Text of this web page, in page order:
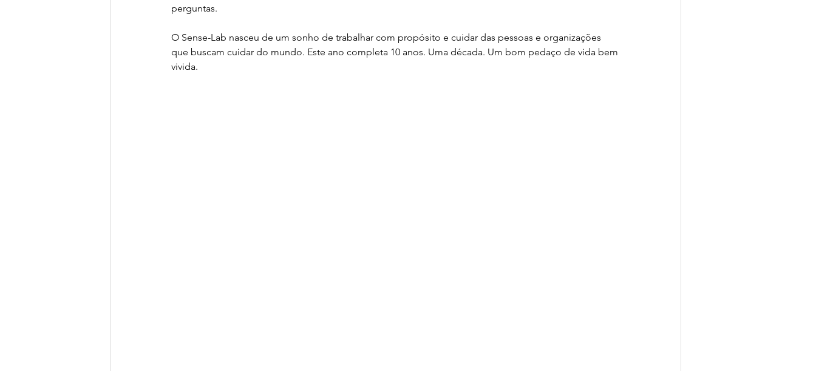
perguntas.
O Sense-Lab nasceu de um sonho de trabalhar com propósito e cuidar das pessoas e organizações
que buscam cuidar do mundo. Este ano completa 10 anos. Uma década. Um bom pedaço de vida bem
vivida.